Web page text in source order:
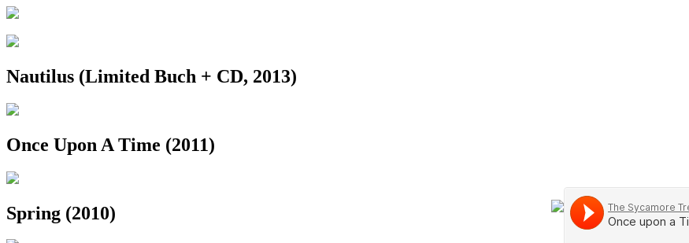
Nautilus (Limited Buch + CD, 2013)
Once Upon A Time (2011)
Spring (2010)